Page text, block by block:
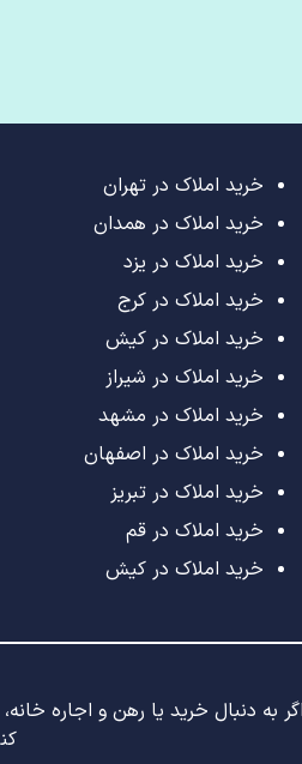
خرید املاک در تهران
خرید املاک در همدان
خرید املاک در یزد
خرید املاک در کرج
خرید املاک در کیش
خرید املاک در شیراز
خرید املاک در مشهد
خرید املاک در اصفهان
خرید املاک در تبریز
خرید املاک در قم
خرید املاک در کیش
دنبال خرید یا رهن و اجاره